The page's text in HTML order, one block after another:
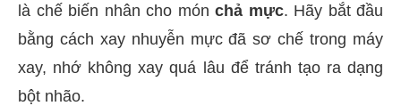
là chế biến nhân cho món chả mực. Hãy bắt đầu
bằng cách xay nhuyễn mực đã sơ chế trong máy
xay, nhớ không xay quá lâu để tránh tạo ra dạng
bột nhão.